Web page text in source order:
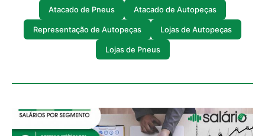
Atacado de Pneus Atacado de Autopeças
Representação de Autopeças Lojas de Autopeças
Lojas de Pneus